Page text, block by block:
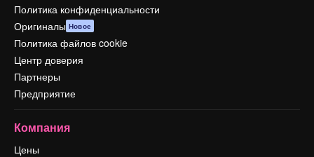
Политика конфиденциальности
Оригиналы Новое
Политика файлов cookie
Центр доверия
Партнеры
Предприятие
Компания
Цены